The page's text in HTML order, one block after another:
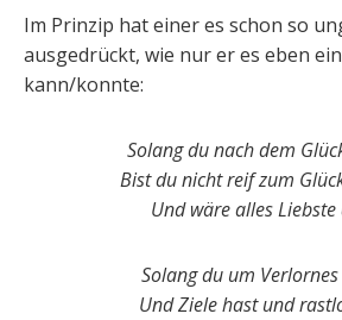
Im Prinzip hat einer es schon so
ausgedrückt, wie nur er es eben
kann/konnte:
Solang du nach dem
Bist du nicht reif zum
Und wäre alles Liebste
Solang du um
Und Ziele hast und